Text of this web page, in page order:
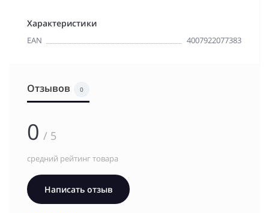
Характеристики
EAN 4007922077383
Отзывов 0
0 / 5
средний рейтинг товара
Написать отзыв